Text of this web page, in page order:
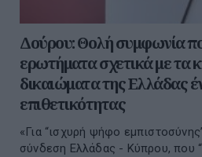
Δούρου: Θολή συμφωνία
ερωτήματα σχετικά με τα
δικαιώματα της Ελλάδας
επιθετικότητας
«Για “ισχυρή ψήφο
σύνδεση Ελλάδας - Κύπρου, που